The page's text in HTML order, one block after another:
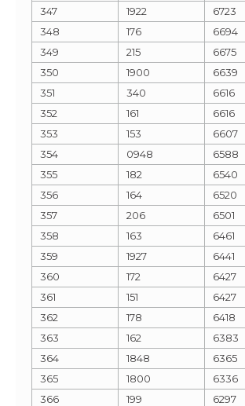
347
1922
6723
348
176
6694
349
215
6675
350
1900
6639
351
340
6616
352
161
6616
353
153
6607
354
0948
6588
355
182
6540
356
164
6520
357
206
6501
358
163
6461
359
1927
6441
360
172
6427
361
151
6427
362
178
6418
363
162
6383
364
1848
6365
365
1800
6336
366
199
6297